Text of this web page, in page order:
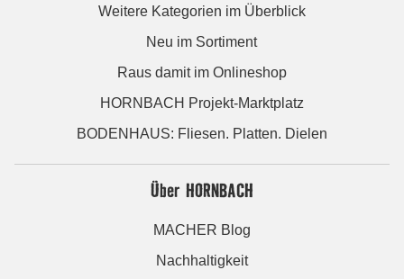
Weitere Kategorien im Überblick
Neu im Sortiment
Raus damit im Onlineshop
HORNBACH Projekt-Marktplatz
BODENHAUS: Fliesen. Platten. Dielen
Über HORNBACH
MACHER Blog
Nachhaltigkeit